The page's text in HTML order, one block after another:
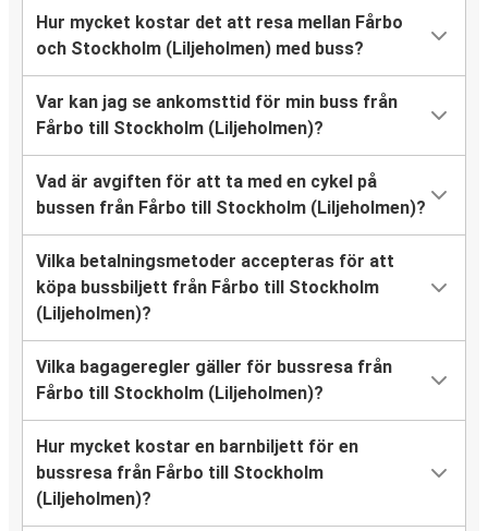
Hur mycket kostar det att resa mellan Fårbo
och Stockholm (Liljeholmen) med buss?
Var kan jag se ankomsttid för min buss från
Fårbo till Stockholm (Liljeholmen)?
Vad är avgiften för att ta med en cykel på
bussen från Fårbo till Stockholm (Liljeholmen)?
Vilka betalningsmetoder accepteras för att
köpa bussbiljett från Fårbo till Stockholm
(Liljeholmen)?
Vilka bagageregler gäller för bussresa från
Fårbo till Stockholm (Liljeholmen)?
Hur mycket kostar en barnbiljett för en
bussresa från Fårbo till Stockholm
(Liljeholmen)?